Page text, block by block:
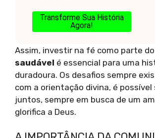
Transforme Sua História
Agora!
Assim, investir na fé como parte do
saudável é essencial para uma
duradoura. Os desafios sempre
com a orientação divina, é
juntos, sempre em busca de um
glorifica a Deus.